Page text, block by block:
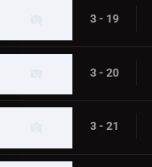
3 - 19
3 - 20
3 - 21